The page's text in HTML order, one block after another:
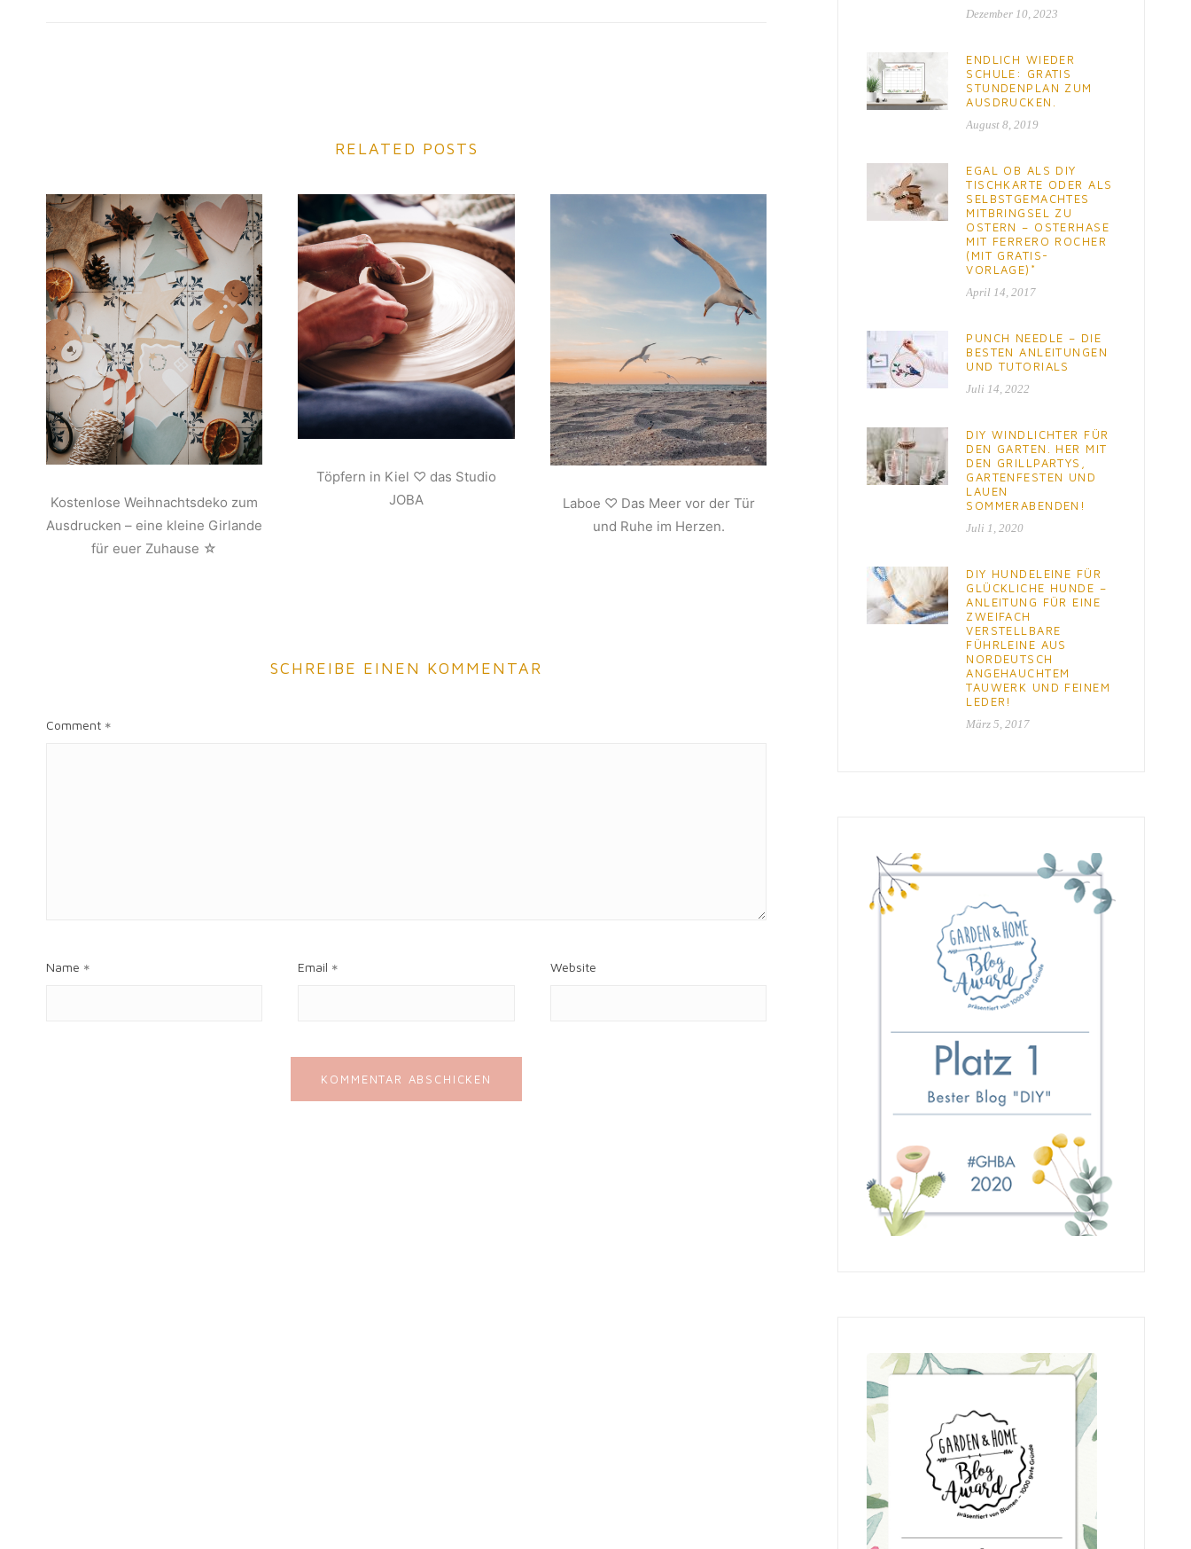
RELATED POSTS
Kostenlose Weihnachtsdeko zum
Ausdrucken – eine kleine Girlande
für euer Zuhause ☆
Töpfern in Kiel ♡ das Studio
JOBA
Laboe ♡ Das Meer vor der Tür
und Ruhe im Herzen.
SCHREIBE EINEN KOMMENTAR
Comment *
Name * Email * Website
Dezember 10, 2023
ENDLICH WIEDER
SCHULE: GRATIS
STUNDENPLAN ZUM
AUSDRUCKEN.
August 8, 2019
EGAL OB ALS DIY
TISCHKARTE ODER ALS
SELBSTGEMACHTES
MITBRINGSEL ZU
OSTERN – OSTERHASE
MIT FERRERO ROCHER
(MIT GRATIS-
VORLAGE)*
April 14, 2017
PUNCH NEEDLE – DIE
BESTEN ANLEITUNGEN
UND TUTORIALS
Juli 14, 2022
DIY WINDLICHTER FÜR
DEN GARTEN. HER MIT
DEN GRILLPARTYS,
GARTENFESTEN UND
LAUEN
SOMMERABENDEN!
Juli 1, 2020
DIY HUNDELEINE FÜR
GLÜCKLICHE HUNDE –
ANLEITUNG FÜR EINE
ZWEIFACH
VERSTELLBARE
FÜHRLEINE AUS
NORDEUTSCH
ANGEHAUCHTEM
TAUWERK UND FEINEM
LEDER!
März 5, 2017